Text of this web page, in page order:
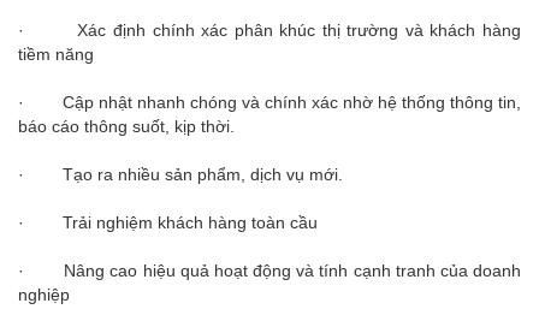
· Xác định chính xác phân khúc thị trường và khách hàng
tiềm năng
· Cập nhật nhanh chóng và chính xác nhờ hệ thống thông tin,
báo cáo thông suốt, kịp thời.
· Tạo ra nhiều sản phẩm, dịch vụ mới.
· Trải nghiệm khách hàng toàn cầu
· Nâng cao hiệu quả hoạt động và tính cạnh tranh của doanh
nghiệp